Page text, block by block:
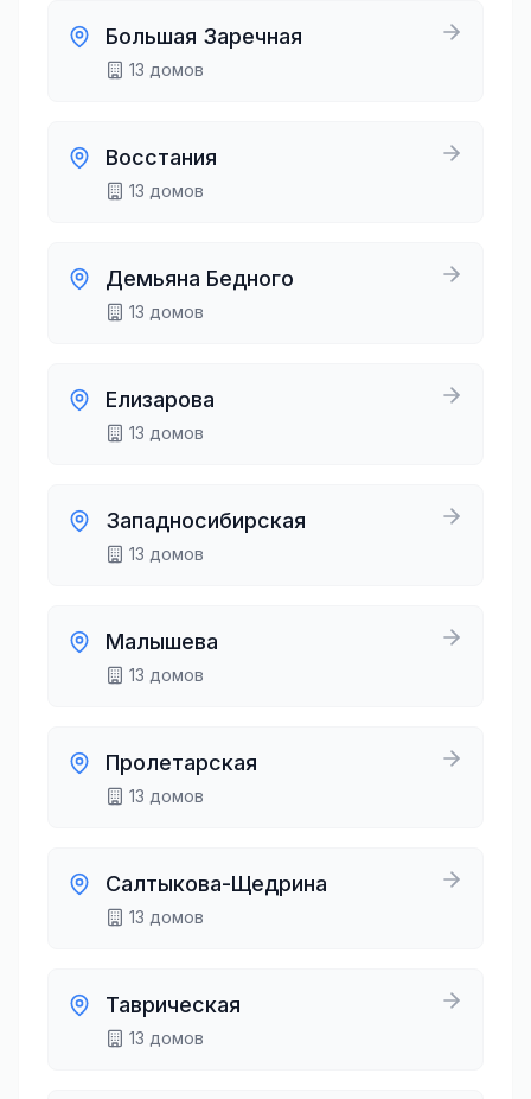
Большая Заречная
13 домов
Восстания
13 домов
Демьяна Бедного
13 домов
Елизарова
13 домов
Западносибирская
13 домов
Малышева
13 домов
Пролетарская
13 домов
Салтыкова-Щедрина
13 домов
Таврическая
13 домов